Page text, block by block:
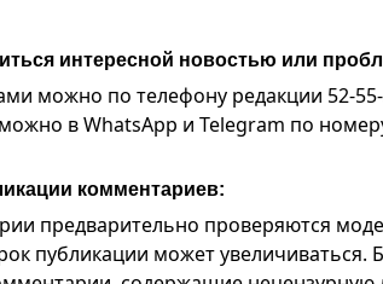
интересной новостью или
можно по телефону редакции 52-
в WhatsApp и Telegram по
комментариев:
предварительно проверяются
публикации может